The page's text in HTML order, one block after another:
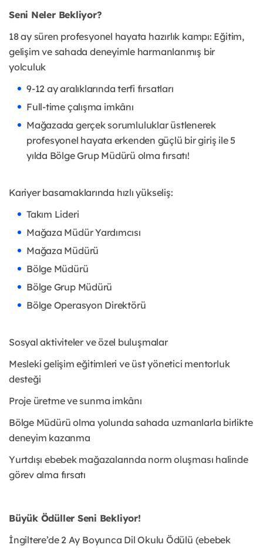
Seni Neler Bekliyor?
18 ay süren profesyonel hayata hazırlık kampı: Eğitim,
gelişim ve sahada deneyimle harmanlanmış bir
yolculuk
9-12 ay aralıklarında terfi fırsatları
Full-time çalışma imkânı
Mağazada gerçek sorumluluklar üstlenerek
profesyonel hayata erkenden güçlü bir giriş ile 5
yılda Bölge Grup Müdürü olma fırsatı!
Kariyer basamaklarında hızlı yükseliş:
Takım Lideri
Mağaza Müdür Yardımcısı
Mağaza Müdürü
Bölge Müdürü
Bölge Grup Müdürü
Bölge Operasyon Direktörü
Sosyal aktiviteler ve özel buluşmalar
Mesleki gelişim eğitimleri ve üst yönetici mentorluk
desteği
Proje üretme ve sunma imkânı
Bölge Müdürü olma yolunda sahada uzmanlarla birlikte
deneyim kazanma
Yurtdışı ebebek mağazalarında norm oluşması halinde
görev alma fırsatı
Büyük Ödüller Seni Bekliyor!
İngiltere’de 2 Ay Boyunca Dil Okulu Ödülü (ebebek